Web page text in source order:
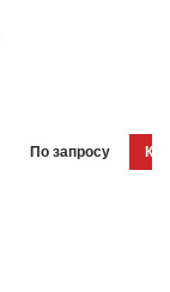
По запросу